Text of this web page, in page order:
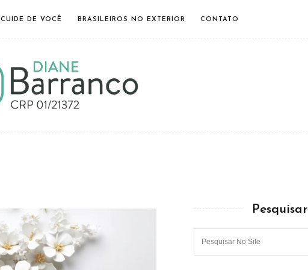
CUIDE DE VOCÊ BRASILEIROS NO EXTERIOR CONTATO
Pesquisar